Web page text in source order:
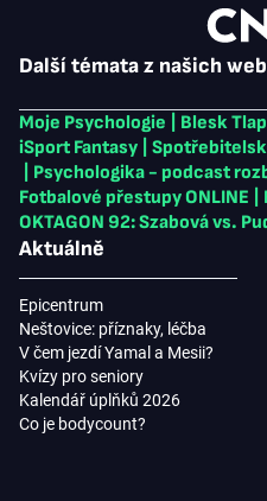
Další témata z našich
Moje Psychologie Blesk
iSport Fantasy
Psychologika - podcast
Fotbalové přestupy ONLINE
OKTAGON 92: Szabová vs.
Aktuálně
Epicentrum
Neštovice: příznaky, léčba
V čem jezdí Yamal a Mesii?
Kvízy pro seniory
Kalendář úplňků 2026
Co je bodycount?